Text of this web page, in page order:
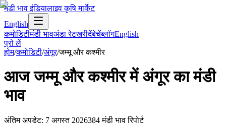
मंडी भाव इंडियालाइव कृषि मार्केट
English
कमोडिटीमंडी भावअंडा रेटखरीदेंबेचेंब्लॉगEnglish
प्रो लें
होम/कमोडिटी/अंगूर/जम्मू और कश्मीर
आजजम्मू और कश्मीरमेंअंगूरका मंडी
भाव
अंतिम अपडेट: 7 अगस्त 2026384 मंडी भाव रिपोर्ट